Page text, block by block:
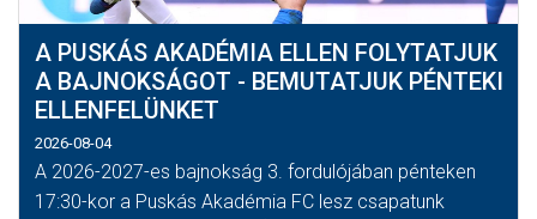
A PUSKÁS AKADÉMIA ELLEN FOLYTATJUK
A BAJNOKSÁGOT - BEMUTATJUK PÉNTEKI
ELLENFELÜNKET
2026-08-04
A 2026-2027-es bajnokság 3. fordulójában pénteken
17:30-kor a Puskás Akadémia FC lesz csapatunk